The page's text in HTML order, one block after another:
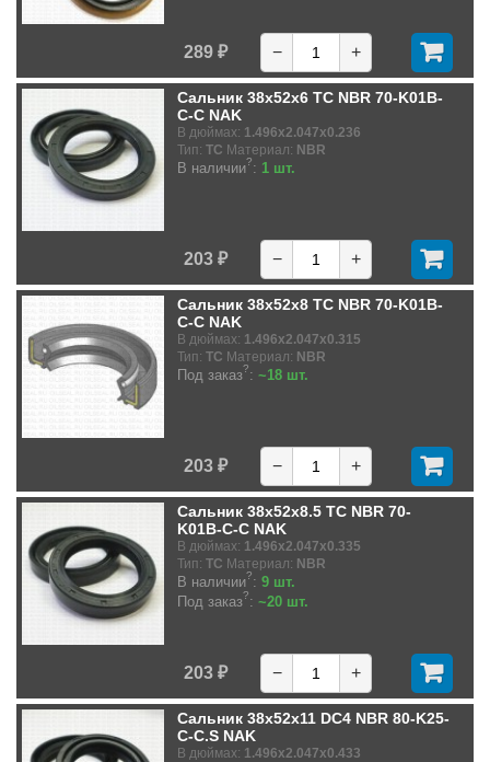
289 ₽ − +
Сальник 38x52x6 TC NBR 70-K01B-
C-C NAK
В дюймах: 1.496x2.047x0.236
Тип: TC Материал: NBR
В наличии?: 1 шт.
203 ₽ − +
Сальник 38x52x8 TC NBR 70-K01B-
C-C NAK
В дюймах: 1.496x2.047x0.315
Тип: TC Материал: NBR
Под заказ?: ~18 шт.
203 ₽ − +
Сальник 38x52x8.5 TC NBR 70-
K01B-C-C NAK
В дюймах: 1.496x2.047x0.335
Тип: TC Материал: NBR
В наличии?: 9 шт.
Под заказ?: ~20 шт.
203 ₽ − +
Сальник 38x52x11 DC4 NBR 80-K25-
C-C.S NAK
В дюймах: 1.496x2.047x0.433